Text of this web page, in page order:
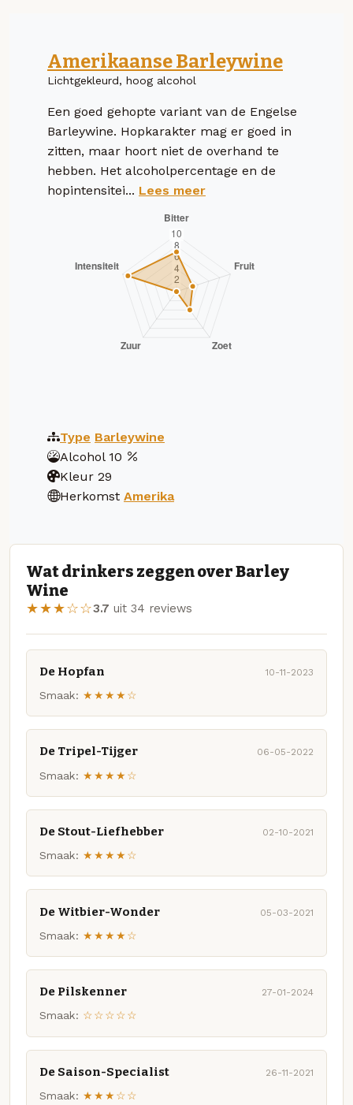
Amerikaanse Barleywine
Lichtgekleurd, hoog alcohol
Een goed gehopte variant van de Engelse
Barleywine. Hopkarakter mag er goed in
zitten, maar hoort niet de overhand te
hebben. Het alcoholpercentage en de
hopintensitei... Lees meer
Type Barleywine
Alcohol 10
Kleur 29
Herkomst Amerika
Wat drinkers zeggen over Barley
Wine
★★★☆☆3.7 uit 34 reviews
De Hopfan 10-11-2023
Smaak: ★★★★☆
De Tripel-Tijger 06-05-2022
Smaak: ★★★★☆
De Stout-Liefhebber 02-10-2021
Smaak: ★★★★☆
De Witbier-Wonder 05-03-2021
Smaak: ★★★★☆
De Pilskenner 27-01-2024
Smaak: ☆☆☆☆☆
De Saison-Specialist 26-11-2021
Smaak: ★★★☆☆